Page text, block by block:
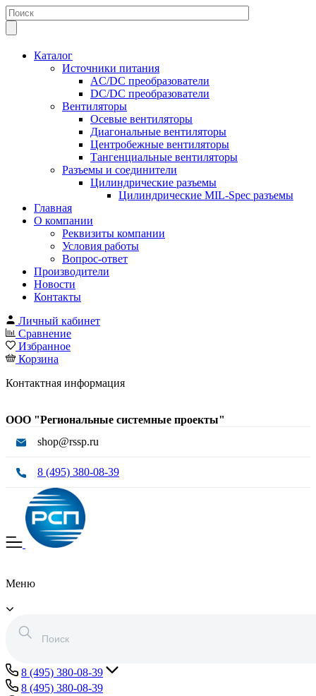
Каталог
Источники питания
AC/DC преобразователи
DC/DC преобразователи
Вентиляторы
Осевые вентиляторы
Диагональные вентиляторы
Центробежные вентиляторы
Тангенциальные вентиляторы
Разъемы и соединители
Цилиндрические разъемы
Цилиндрические MIL-Spec разъемы
Главная
О компании
Реквизиты компании
Условия работы
Вопрос-ответ
Производители
Новости
Контакты
Личный кабинет
Сравнение
Избранное
Корзина
Контактная информация
ООО "Региональные системные проекты"
shop@rssp.ru
8 (495) 380-08-39
Меню
8 (495) 380-08-39
8 (495) 380-08-39